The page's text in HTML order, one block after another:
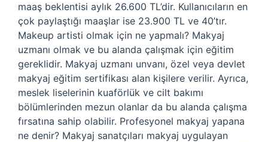
maaş beklentisi aylık 26.600 TL’dir. Kullanıcıların en
çok paylaştığı maaşlar ise 23.900 TL ve 40’tır.
Makeup artisti olmak için ne yapmalı? Makyaj
uzmanı olmak ve bu alanda çalışmak için eğitim
gereklidir. Makyaj uzmanı unvanı, özel veya devlet
makyaj eğitim sertifikası alan kişilere verilir. Ayrıca,
meslek liselerinin kuaförlük ve cilt bakımı
bölümlerinden mezun olanlar da bu alanda çalışma
fırsatına sahip olabilir. Profesyonel makyaj yapana
ne denir? Makyaj sanatçıları makyaj uygulayan